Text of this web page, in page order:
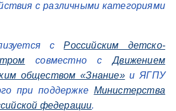
с различными категориями
сРоссийским детско-
совместно сДвижением
обществом «Знание»и ЯГПУ
при поддержке Министерства
федерации.